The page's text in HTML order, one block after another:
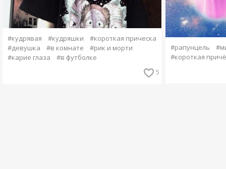
#кудрявая #кудряшки
#короткая прическа
#девушка
#в комнате
#рик и морти
#карие глаза
#в футболке
5
#рапунцель
#короткая